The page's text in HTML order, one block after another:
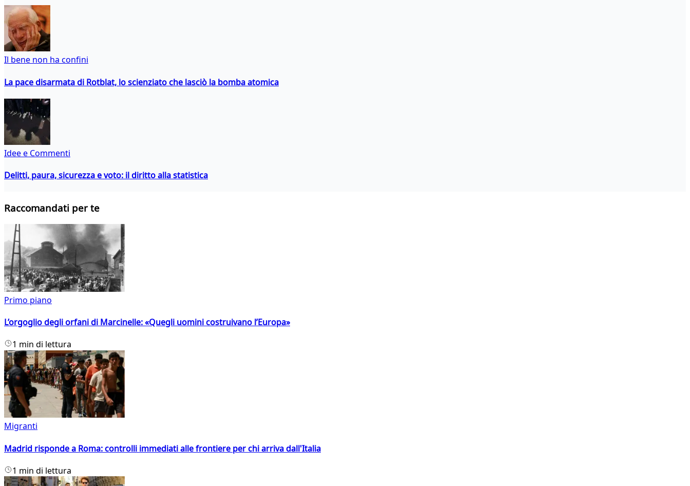
Il bene non ha confini
La pace disarmata di Rotblat, lo scienziato che lasciò la bomba atomica
Idee e Commenti
Delitti, paura, sicurezza e voto: il diritto alla statistica
Raccomandati per te
Primo piano
L’orgoglio degli orfani di Marcinelle: «Quegli uomini costruivano l’Europa»
1 min di lettura
Migranti
Madrid risponde a Roma: controlli immediati alle frontiere per chi arriva dall'Italia
1 min di lettura